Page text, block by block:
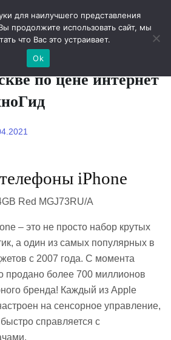
технологий
iPhone,
по цене интернет
iPhone
– это не просто набор крутых
а один из самых популярных в
с 2007 года. С момента
продано более 700 миллионов
бренда! Каждый из Apple
на сенсорное управление,
справляется с
для наилучшего представления
продолжите использовать сайт, мы
что Вас это устраивает.
Ok